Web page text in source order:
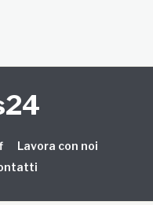
Lavora con noi